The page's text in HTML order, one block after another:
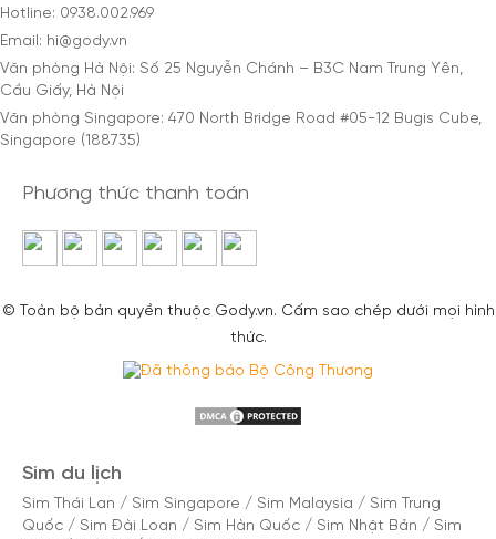
Hotline: 0938.002.969
Email: hi@gody.vn
Văn phòng Hà Nội: Số 25 Nguyễn Chánh – B3C Nam Trung Yên,
Cầu Giấy, Hà Nội
Văn phòng Singapore: 470 North Bridge Road #05-12 Bugis Cube,
Singapore (188735)
Phương thức thanh toán
© Toàn bộ bản quyền thuộc Gody.vn. Cấm sao chép dưới mọi hình
thức.
Sim du lịch
Sim Thái Lan / Sim Singapore / Sim Malaysia / Sim Trung
Quốc / Sim Đài Loan / Sim Hàn Quốc / Sim Nhật Bản / Sim